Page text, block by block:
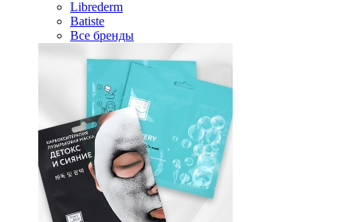
Librederm
Batiste
Все бренды